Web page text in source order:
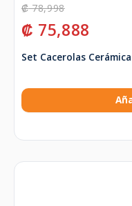
₡78,998
₡ 75,888
Set Cacerolas